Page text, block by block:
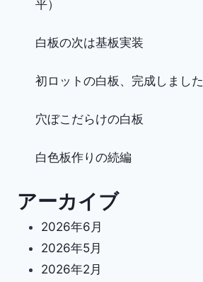
平）
白板の次は基板実装
初ロットの白板、完成しました
穴ぼこだらけの白板
白色板作りの続編
アーカイブ
2026年6月
2026年5月
2026年2月